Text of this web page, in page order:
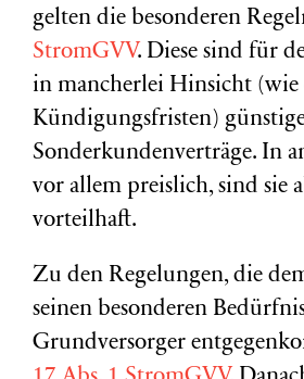
gelten die besonderen
StromGVV. Diese sind für
in mancherlei Hinsicht (wie
Kündigungsfristen)
Sonderkundenverträge. In
vor allem preislich, sind sie
vorteilhaft.
Zu den Regelungen, die
seinen besonderen
Grundversorger